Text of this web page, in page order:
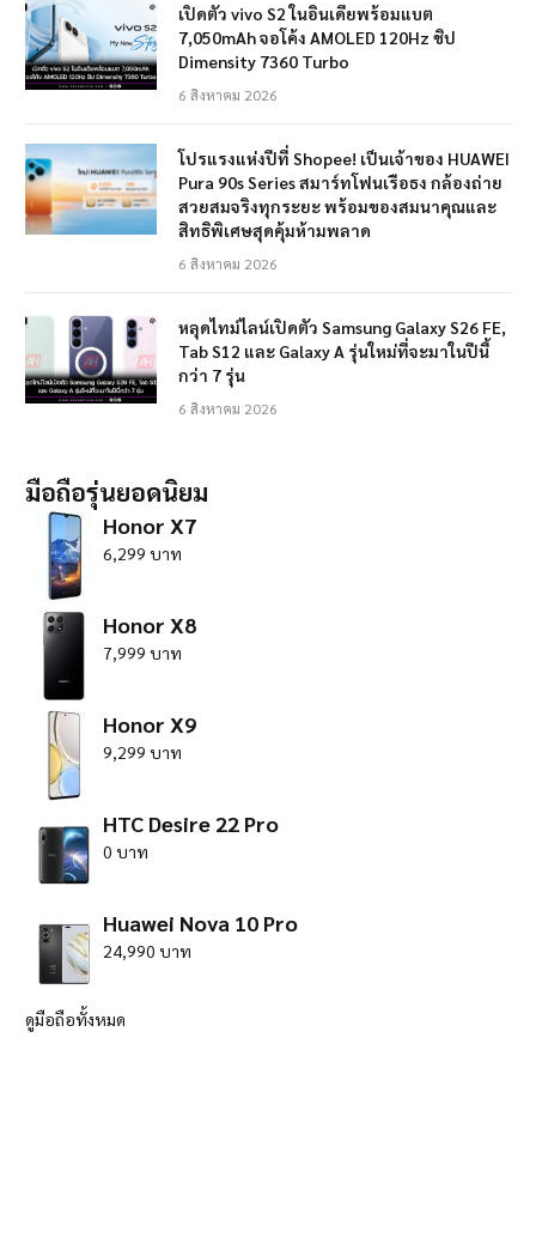
เปิดตัว vivo S2 ในอินเดียพร้อมแบต
7,050mAh จอโค้ง AMOLED 120Hz ชิป
Dimensity 7360 Turbo
6 สิงหาคม 2026
โปรแรงแห่งปีที่ Shopee! เป็นเจ้าของ HUAWEI
Pura 90s Series สมาร์ทโฟนเรือธง กล้องถ่าย
สวยสมจริงทุกระยะ พร้อมของสมนาคุณและ
สิทธิพิเศษสุดคุ้มห้ามพลาด
6 สิงหาคม 2026
หลุดไทม์ไลน์เปิดตัว Samsung Galaxy S26 FE,
Tab S12 และ Galaxy A รุ่นใหม่ที่จะมาในปีนี้
กว่า 7 รุ่น
6 สิงหาคม 2026
มือถือรุ่นยอดนิยม
Honor X7
6,299 บาท
Honor X8
7,999 บาท
Honor X9
9,299 บาท
HTC Desire 22 Pro
0 บาท
Huawei Nova 10 Pro
24,990 บาท
ดูมือถือทั้งหมด